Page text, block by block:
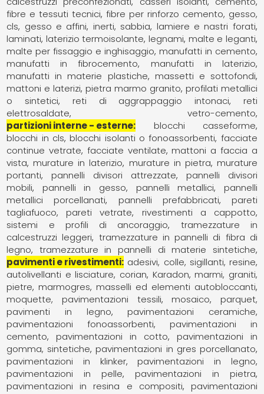
fibre e tessuti tecnici fibre per rinforzo cemento, gesso,
cls gesso e affini inerti, sabbia lamiere e nastri forati
laminati laterizio termoisolante legnami malte e leganti
malte per fissaggio e inghisaggio manufatti in cemento
manufatti in fibrocemento
manufatti in laterizio
manufatti in materie plastiche
massetti e sottofondi
mattoni e laterizi pietra marmo granito profilati metallici
o sintetici
reti di aggrappaggio intonaci
reti
elettrosaldate
vetro-cemento
partizioni interne - esterne
blocchi casseforme
blocchi in cls blocchi isolanti o fonoassorbenti facciate
continue vetrate facciate ventilate mattoni a faccia a
vista murature in laterizio murature in pietra murature
portanti
pannelli divisori attrezzate
pannelli divisori
mobili
pannelli in gesso pannelli metallici
pannelli
metallici porcellanati
pannelli prefabbricati
pareti
tagliafuoco
pareti vetrate
rivestimenti a cappotto
sistemi e profili di ancoraggio
tramezzature in
calcestruzzi leggeri tramezzature in pannelli di fibra di
legno
tramezzature in pannelli di materie sintetiche
pavimenti e rivestimenti adesivi, colle, sigillanti, resine
autolivellanti e lisciature corian Karadon marmi, graniti,
pietre marmogres masselli ed elementi autobloccanti
moquette, pavimentazioni tessili
mosaico
parquet,
pavimenti in legno
pavimentazioni ceramiche
pavimentazioni fonoassorbenti
pavimentazioni in
cemento
pavimentazioni in cotto
pavimentazioni in
gomma, sintetiche pavimentazioni in gres porcellanato
pavimentazioni in klinker
pavimentazioni in legno
pavimentazioni in pelle
pavimentazioni in pietra
pavimentazioni in resina e compositi
pavimentazioni